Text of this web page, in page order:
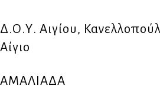
Δ.Ο.Υ. Αιγίου,
Αίγιο
ΑΜΑΛΙΑΔΑ